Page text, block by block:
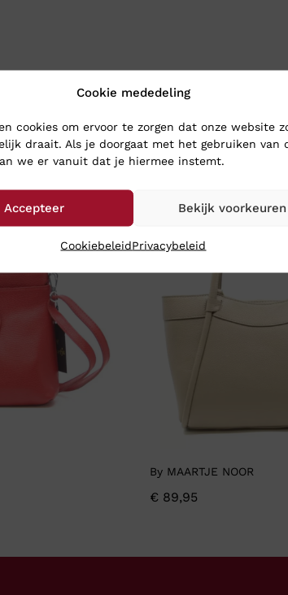
Cookie mededeling
cookies om ervoor te zorgen dat onze website
draait. Als je doorgaat met het gebruiken van
we er vanuit dat je hiermee instemt.
Accepteer Bekijk voorkeuren
CookiebeleidPrivacybeleid
By MAARTJE NOOR
€ 89,95